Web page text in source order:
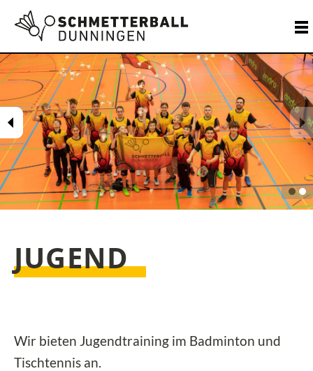
JUGEND
Wir bieten Jugendtraining im Badminton und
Tischtennis an.